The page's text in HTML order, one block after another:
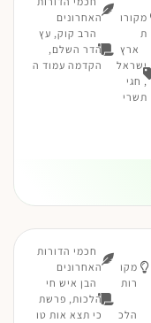
מקורו
ת
ארץ
ישראל
, חגי
תשרי
האחרונים
הרב קוק, עץ
הדר השלם,
הקדמה עמוד ה
מקו
רות
הלכ
חכמי הדורות
האחרונים
הבן איש חי
הלכות, פרשת
כי תצא אות טו